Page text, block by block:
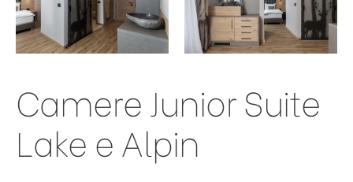
Camere Junior Suite
Lake e Alpin